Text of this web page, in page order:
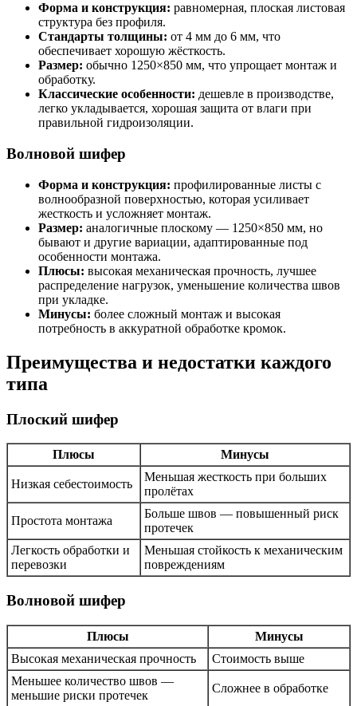
Форма и конструкция: равномерная, плоская листовая
структура без профиля.
Стандарты толщины: от 4 мм до 6 мм, что
обеспечивает хорошую жёсткость.
Размер: обычно 1250×850 мм, что упрощает монтаж и
обработку.
Классические особенности: дешевле в производстве,
легко укладывается, хорошая защита от влаги при
правильной гидроизоляции.
Волновой шифер
Форма и конструкция: профилированные листы с
волнообразной поверхностью, которая усиливает
жесткость и усложняет монтаж.
Размер: аналогичные плоскому — 1250×850 мм, но
бывают и другие вариации, адаптированные под
особенности монтажа.
Плюсы: высокая механическая прочность, лучшее
распределение нагрузок, уменьшение количества швов
при укладке.
Минусы: более сложный монтаж и высокая
потребность в аккуратной обработке кромок.
Преимущества и недостатки каждого
типа
Плоский шифер
Плюсы Минусы
Низкая себестоимость
Меньшая жесткость при больших
пролётах
Простота монтажа
Больше швов — повышенный риск
протечек
Легкость обработки и
перевозки
Меньшая стойкость к механическим
повреждениям
Волновой шифер
Плюсы
Минусы
Высокая механическая прочность
Стоимость выше
Меньшее количество швов —
меньшие риски протечек
Сложнее в обработке